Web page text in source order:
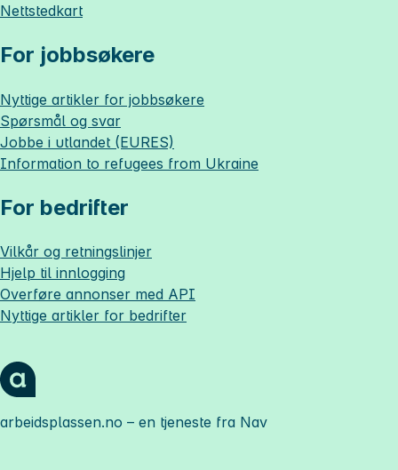
Nettstedkart
For jobbsøkere
Nyttige artikler for jobbsøkere
Spørsmål og svar
Jobbe i utlandet (EURES)
Information to refugees from Ukraine
For bedrifter
Vilkår og retningslinjer
Hjelp til innlogging
Overføre annonser med API
Nyttige artikler for bedrifter
arbeidsplassen.no – en tjeneste fra Nav